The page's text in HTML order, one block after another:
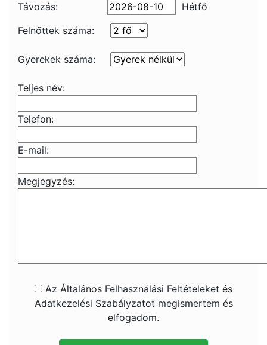
Távozás:
Hétfő
Felnőttek száma:
Gyerekek száma:
Teljes név:
Telefon:
E-mail:
Megjegyzés:
Az Általános Felhasználási Feltételeket és
Adatkezelési Szabályzatot megismertem és
elfogadom.